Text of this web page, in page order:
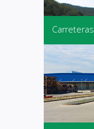
Carreteras